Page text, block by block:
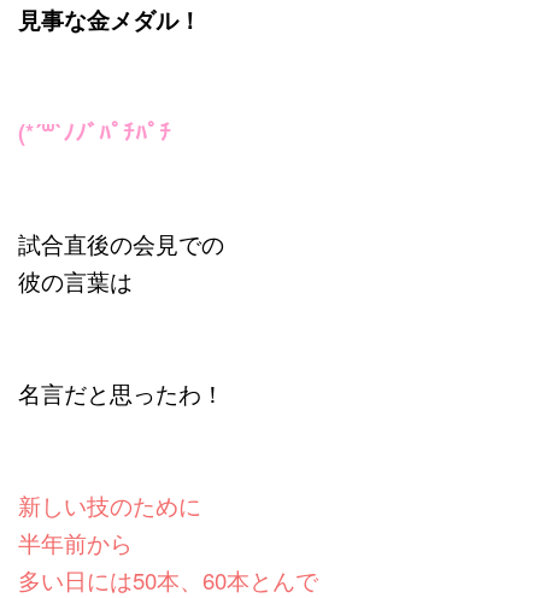
見事な金メダル！
(*´꒳`ﾉﾉﾞﾊﾟﾁﾊﾟﾁ
試合直後の会見での
彼の言葉は
名言だと思ったわ！
新しい技のために
半年前から
多い日には50本、60本とんで